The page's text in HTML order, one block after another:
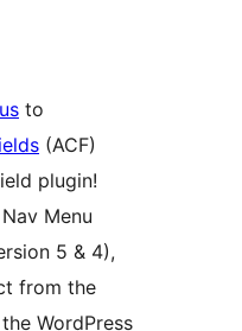
to
(ACF)
plugin!
Menu
5 & 4),
from the
WordPress